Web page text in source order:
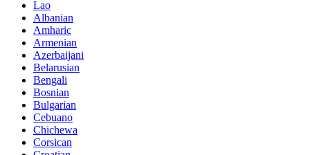
Lao
Albanian
Amharic
Armenian
Azerbaijani
Belarusian
Bengali
Bosnian
Bulgarian
Cebuano
Chichewa
Corsican